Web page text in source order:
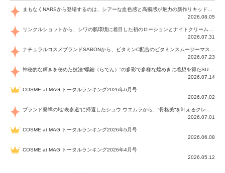
まもなくNARSから登場するのは、シアーな血色感と高揚感が魅力の新作リキッドブラッシュ「インセイシャブル リキッドブラッシュ」と、ゴールデンアワーに染まる空にインスピレーションを得た「アフターグロー リップシャイン」の新色！夏をハックして！
2026.08.05
リンクルショットから、シワの肌環境に着目した初のローションとナイトクリームが登場！デイリーケアで、シワ特有の肌環境を改善し、シワが目立たない肌へと導きます。
2026.07.31
ナチュラルコスメブランドSABONから、ビタミンC配合のビタミンスムージーマスク「ラディアンスマスク」と、ペパーミントにオーガニックハーブを凝縮したジェルの涼感トリートメント美容液「スカルプセラム リフレッシング」が登場！日々のデイリーケアで、過酷な猛暑で疲れた肌や頭皮をサポート、心地よくリフレッシュし、優しく肌を整えます。
2026.07.23
神秘的な輝きを秘めた技法“螺鈿（らでん）”の多彩で多様な煌めきに着想を得たSUQQUの2026 秋 カラーコレクションから登場するのは、艶然と輝くアイシャドウや偏光パールを配したフェイスカラー、繊細なパールの煌めくネイル、そしてそれらを際立てる“朧げな艶”を秘めた新リクイドリップ「ブラー リクイド リップ」。強さを秘めたまろやかな洗練の表情に。
2026.07.14
COSME at MAG トータルランキング2026年6月号
2026.07.02
ブランド発祥の地“表参道”に帰還したシュウ ウエムラから、“骨格美“を叶えるクレヨンタイプのフェイスカラー「スカルプト クレヨン」と、ブランド初のリノベーションで進化した名品アイブロウ「ハード フォーミュラ ハード 10」が登場！
2026.07.01
COSME at MAG トータルランキング2026年5月号
2026.06.08
COSME at MAG トータルランキング2026年4月号
2026.05.12